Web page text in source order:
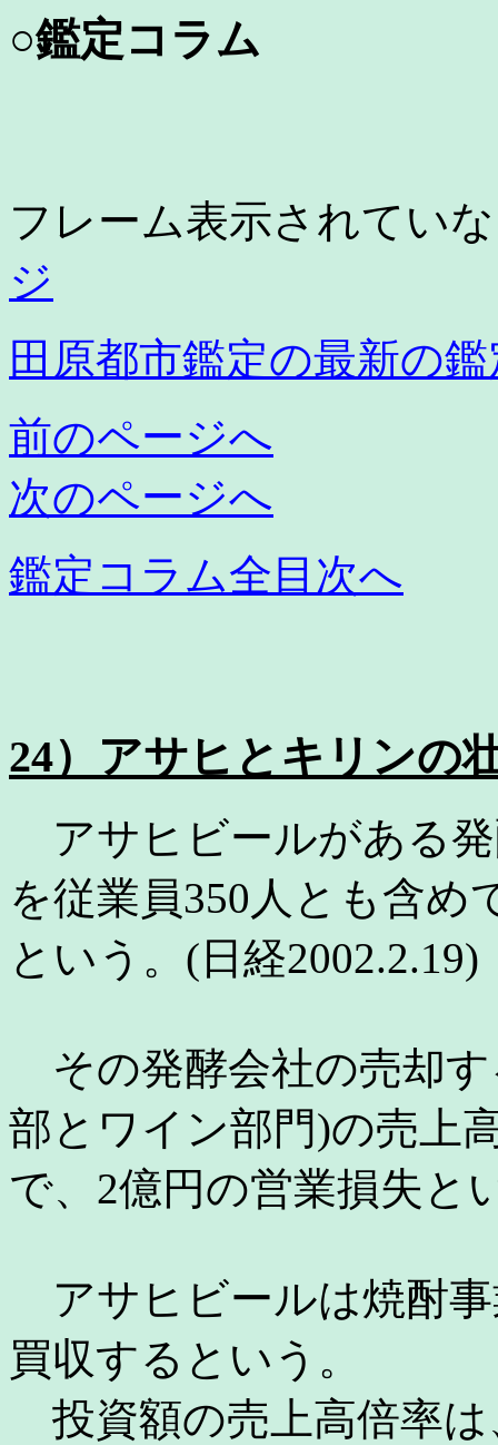
○鑑定コラム
フレーム表示されてい
ジ
田原都市鑑定の最新の
前のページへ
次のページへ
鑑定コラム全目次へ
24）アサヒとキリンの
アサヒビールがある
を従業員350人とも含め
という。(日経2002.2.19)
その発酵会社の売却す
部とワイン部門)の売上
で、2億円の営業損失と
アサヒビールは焼酎
買収するという。
投資額の売上高倍率は